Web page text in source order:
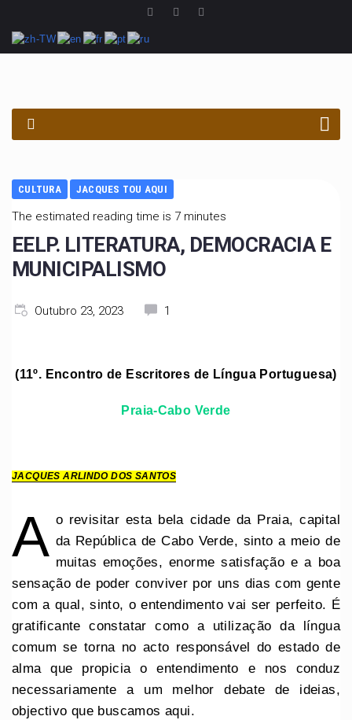
CULTURA JACQUES TOU AQUI
The estimated reading time is 7 minutes
EELP. LITERATURA, DEMOCRACIA E
MUNICIPALISMO
Outubro 23, 2023 1
(11º. Encontro de Escritores de Língua Portuguesa)
Praia-Cabo Verde
JACQUES ARLINDO DOS SANTOS
A o revisitar esta bela cidade da Praia, capital
da República de Cabo Verde, sinto a meio de
muitas emoções, enorme satisfação e a boa
sensação de poder conviver por uns dias com gente
com a qual, sinto, o entendimento vai ser perfeito. É
gratificante constatar como a utilização da língua
comum se torna no acto responsável do estado de
alma que propicia o entendimento e nos conduz
necessariamente a um melhor debate de ideias,
objectivo que buscamos aqui.
PROCURAR